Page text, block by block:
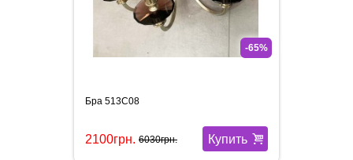
-65%
Бра 513C08
Купить
2100грн. 6030грн.